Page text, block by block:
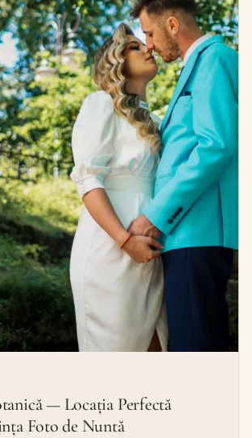
— Locația Perfectă
Foto de Nuntă